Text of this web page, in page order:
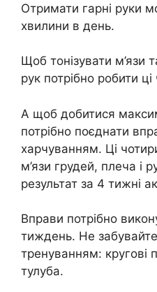
Отримати гарні руки
хвилини в день.
Щоб тонізувати м’язи
рук потрібно робити
А щоб добитися
потрібно поєднати
харчуванням. Ці
м’язи грудей, плеча і
результат за 4 тижні
Вправи потрібно
тиждень. Не
тренуванням: кругові
тулуба.